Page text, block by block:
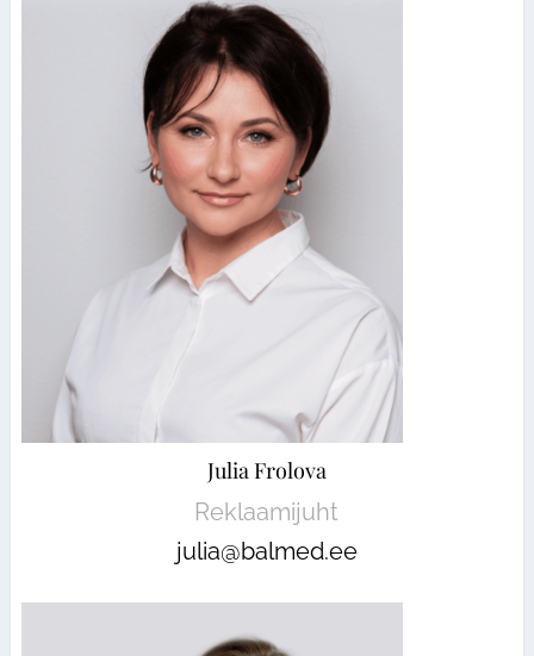
Julia Frolova
Reklaamijuht
julia@balmed.ee